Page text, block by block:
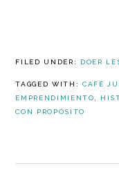
FILED UNDER: DOER
TAGGED WITH:CAFÉ
EMPRENDIMIENTO
CON PROPÓSITO